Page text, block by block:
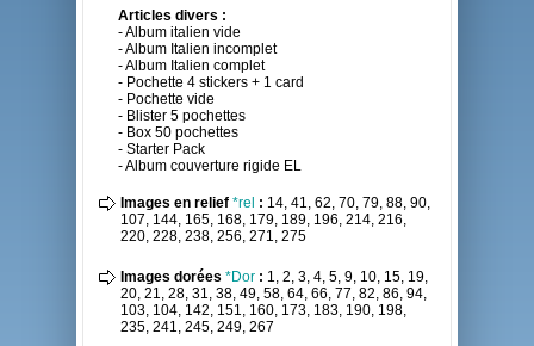
Articles divers :
- Album italien vide
- Album Italien incomplet
- Album Italien complet
- Pochette 4 stickers + 1 card
- Pochette vide
- Blister 5 pochettes
- Box 50 pochettes
- Starter Pack
- Album couverture rigide EL
Images en relief *rel : 14, 41, 62, 70, 79, 88, 90,
107, 144, 165, 168, 179, 189, 196, 214, 216,
220, 228, 238, 256, 271, 275
Images dorées *Dor : 1, 2, 3, 4, 5, 9, 10, 15, 19,
20, 21, 28, 31, 38, 49, 58, 64, 66, 77, 82, 86, 94,
103, 104, 142, 151, 160, 173, 183, 190, 198,
235, 241, 245, 249, 267